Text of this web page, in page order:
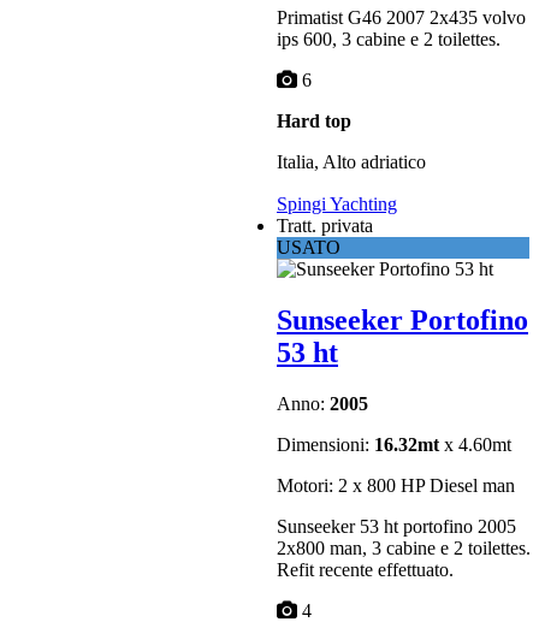
Primatist G46 2007 2x435 volvo
ips 600, 3 cabine e 2 toilettes.
6
Hard top
Italia, Alto adriatico
Spingi Yachting
Tratt. privata
USATO
Sunseeker Portofino
53 ht
Anno: 2005
Dimensioni: 16.32mt x 4.60mt
Motori: 2 x 800 HP Diesel man
Sunseeker 53 ht portofino 2005
2x800 man, 3 cabine e 2 toilettes.
Refit recente effettuato.
4